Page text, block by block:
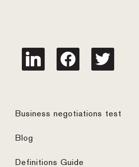
linkedin facebook twitter
Business negotiations test
Blog
Definitions Guide